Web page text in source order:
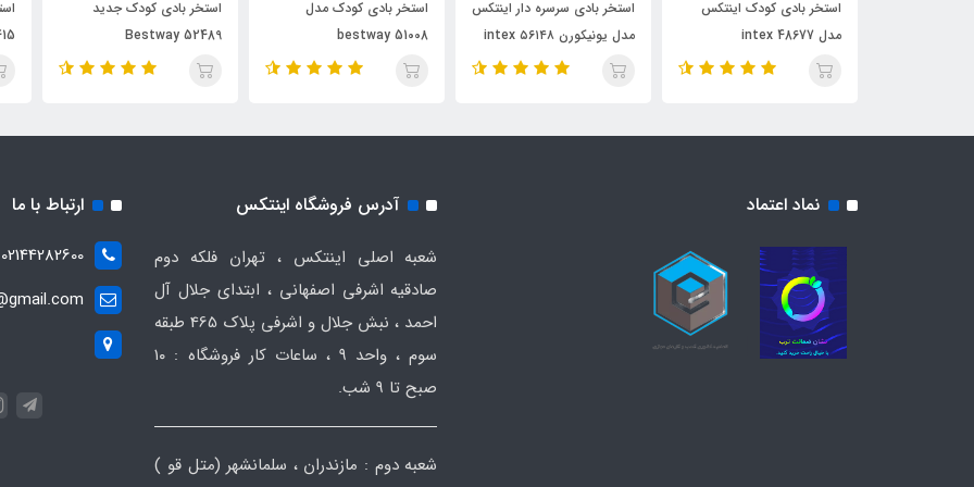
استخر بادی کودک اینتکس
مدل 48677 intex
استخر بادی سرسره دار اینتکس
مدل یونیکورن intex ۵۶۱۴۸
استخر بادی کودک مدل
bestway 51008
استخر بادی کودک جدید
Bestway 52489
نماد اعتماد آدرس فروشگاه اینتکس
شعبه اصلی اینتکس ، تهران فلکه دوم
صادقیه اشرفی اصفهانی ، ابتدای جلال آل
احمد ، نبش جلال و اشرفی پلاک 465 طبقه
سوم ، واحد ۹ ، ساعات کار فروشگاه : ۱۰
صبح تا ۹ شب.
شعبه دوم : مازندران ، سلمانشهر (متل قو )
ارتباط با ما
02144282600